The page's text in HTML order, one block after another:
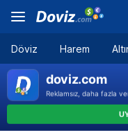
Döviz Harem